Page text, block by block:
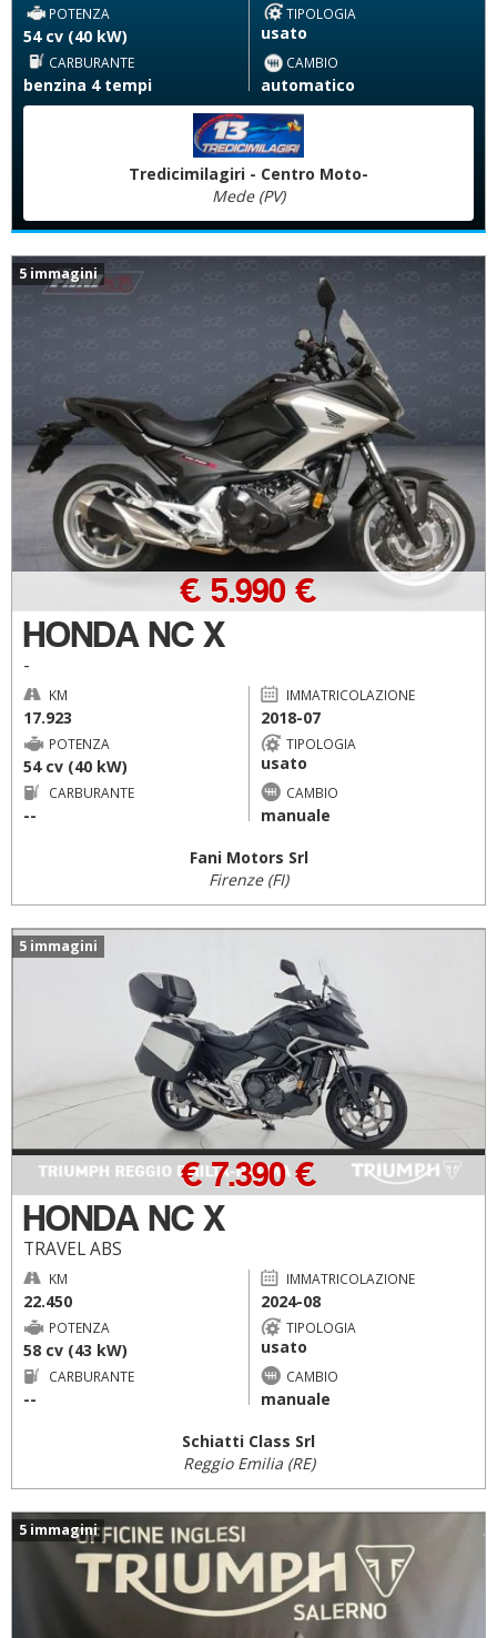
POTENZA
54 cv (40 kW)
TIPOLOGIA
usato
CARBURANTE
benzina 4 tempi
CAMBIO
automatico
Tredicimilagiri - Centro Moto-
Mede (PV)
5 immagini
HONDA NC X
-
€ 5.990 €
KM
17.923
IMMATRICOLAZIONE
2018-07
POTENZA
54 cv (40 kW)
TIPOLOGIA
usato
CARBURANTE
--
CAMBIO
manuale
Fani Motors Srl
Firenze (FI)
5 immagini
HONDA NC X
TRAVEL ABS
€ 7.390 €
KM
22.450
IMMATRICOLAZIONE
2024-08
POTENZA
58 cv (43 kW)
TIPOLOGIA
usato
CARBURANTE
--
CAMBIO
manuale
Schiatti Class Srl
Reggio Emilia (RE)
5 immagini